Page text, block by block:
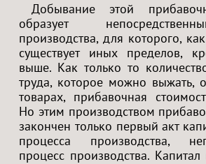
Добывание этой
образует
производства, для которого,
существует иных пределов,
выше. Как только то
труда, которое можно выжать,
товарах, прибавочная
Но этим производством
закончен только первый акт
процесса производства,
процесс производства. Капитал